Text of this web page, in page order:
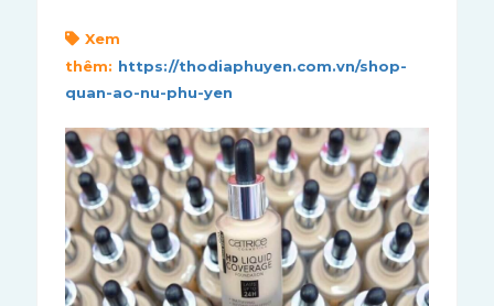
Xem
thêm: https://thodiaphuyen.com.vn/shop-
quan-ao-nu-phu-yen